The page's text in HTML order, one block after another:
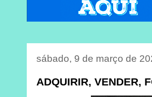
sábado, 9 de março de
ADQUIRIR, VENDER,